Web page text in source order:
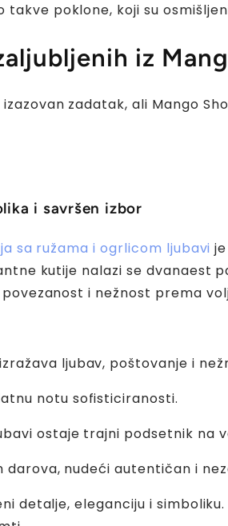
takve poklone, koji su
iz
zadatak, ali Mango
i savršen izbor
sa ružama i ogrlicom ljubavi
kutije nalazi se dvanaest
i nežnost prema
ljubav, poštovanje i
notu sofisticiranosti.
ostaje trajni podsetnik na
nudeći autentičan i
detalje, eleganciju i